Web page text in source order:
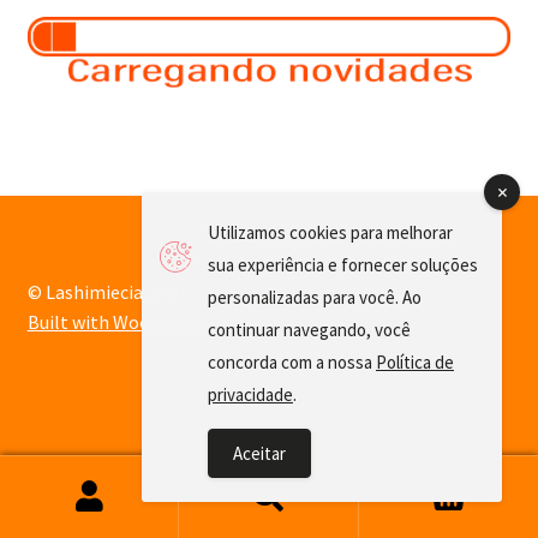
Frascos
Corante, Pigmento e Óxido
Manteiga
© Lashimiecia 2026
Built with WooCommerce.
Pesquisar
Pesquisar
Utilizamos cookies para melhorar
sua experiência e fornecer soluções
personalizadas para você. Ao
continuar navegando, você
concorda com a nossa Política de
privacidade.
Aceitar